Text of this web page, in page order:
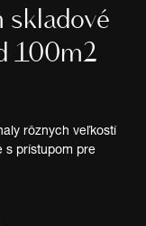
skladové
100m2
rôznych veľkostí
s prístupom pre